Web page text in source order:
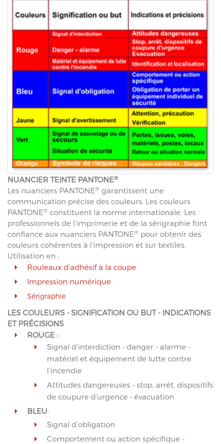
NUANCIER TEINTE PANTONE®
Les nuanciers PANTONE® garantissent une
communication précise des couleurs. Les couleurs
PANTONE® constituent la norme internationale. Les
professionnels de l’imprimerie et de la sérigraphie font
confiance aux nuanciers PANTONE® pour obtenir des
couleurs cohérentes à l’impression et sur textiles.
Utilisation en :
Rouleaux d’adhésif à la coupe
Impression numérique
Sérigraphie
LES COULEURS - SIGNIFICATION OU BUT - INDICATIONS
ET PRÉCISIONS
ROUGE :
Signal d’interdiction - danger - alarme -
matériel et équipement de lutte contre
l’incendie
Attitudes dangereuses - stop, arrêt, dispositifs
de coupure d’urgence - évacuation
BLEU :
Signal d’obligation
Comportement ou action spécifique -